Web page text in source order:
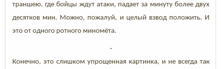
траншею, где бойцы ждут атаки, падает за минуту более двух
десятков мин. Можно, пожалуй, и целый взвод положить. И
это от одного ротного миномёта.
Конечно, это слишком упрощенная картинка, и не всегда так